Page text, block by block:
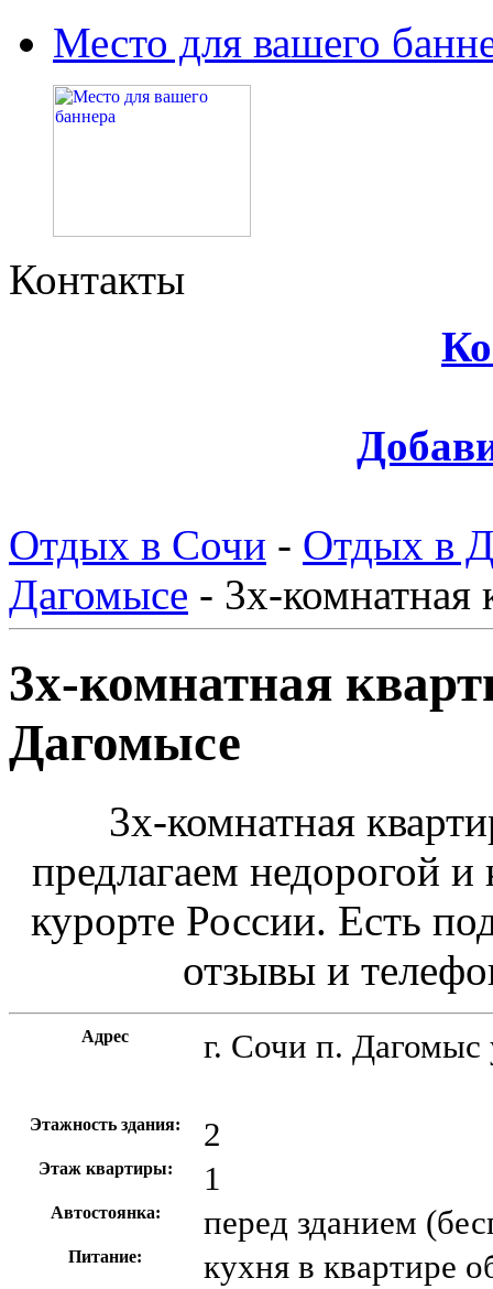
Место для вашего
Контакты
Отдых в Сочи - Отдых в
Дагомысе - 3х-комнатная
3х-комнатная
Дагомысе
3х-комнатная
предлагаем недорогой
курорте России. Есть
отзывы и
Адрес г. Сочи п. Дагомыс
Этажность здания: 2
Этаж квартиры: 1
Автостоянка: перед зданием
Питание: кухня в квартире